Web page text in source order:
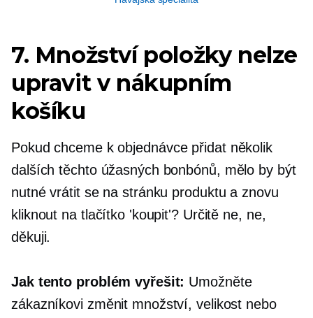
7. Množství položky nelze
upravit v nákupním
košíku
Pokud chceme k objednávce přidat několik
dalších těchto úžasných bonbónů, mělo by být
nutné vrátit se na stránku produktu a znovu
kliknout na tlačítko 'koupit'? Určitě ne, ne,
děkuji.
Jak tento problém vyřešit: Umožněte
zákazníkovi změnit množství, velikost nebo